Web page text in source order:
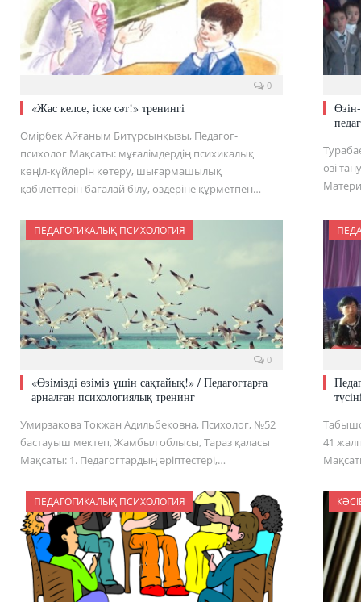
0
«Жас келсе, іске сәт!» тренингі
Өмірбек Айғаным Битұрсынқызы, Педагог-
психолог Мақсаты: мұғалімдердің психикалық
көңіл-күйлерін көтеру, шығармашылық
қабілеттерін бағалай білу, өздеріне құрметпен…
өзі
ПЕДАГОГИКАЛЫҚ ПСИХОЛОГИЯ
0
«Өзімізді өзіміз үшін сақтайық!» / Педагогтарға
арналған психологиялық тренинг
Умирзакова Токжан Адильбековна, Психолог, №52
бастауыш мектеп, Жамбыл облысы, Тараз қаласы
Мақсаты: 1. Педагогтардың әріптестері,…
41
ПЕДАГОГИКАЛЫҚ ПСИХОЛОГИЯ